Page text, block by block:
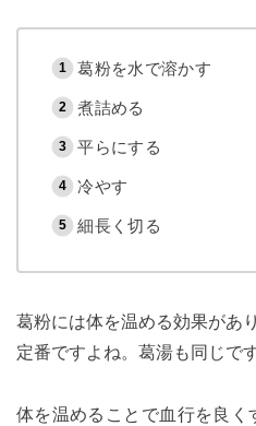
葛粉を水で溶かす
煮詰める
平らにする
冷やす
細長く切る
葛粉には体を温める効果があ
定番ですよね。葛湯も同じです
体を温めることで血行を良く